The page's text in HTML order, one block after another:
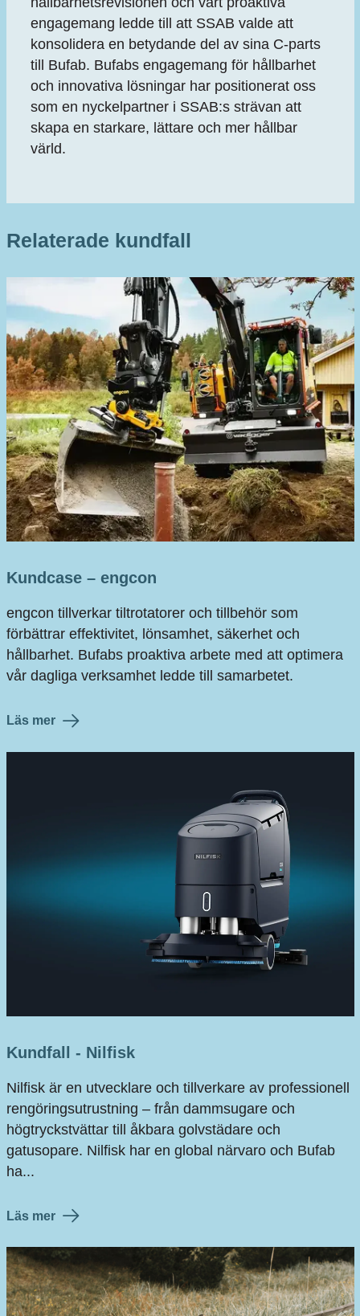
engagemang ledde till att SSAB valde att
konsolidera en betydande del av sina C-parts
till Bufab. Bufabs engagemang för hållbarhet
och innovativa lösningar har positionerat oss
som en nyckelpartner i SSAB:s strävan att
skapa en starkare, lättare och mer hållbar
värld.
Relaterade kundfall
Kundcase – engcon
engcon tillverkar tiltrotatorer och tillbehör som
förbättrar effektivitet, lönsamhet, säkerhet och
hållbarhet. Bufabs proaktiva arbete med att optimera
vår dagliga verksamhet ledde till samarbetet.
Läs mer
Kundfall - Nilfisk
Nilfisk är en utvecklare och tillverkare av professionell
rengöringsutrustning – från dammsugare och
högtryckstvättar till åkbara golvstädare och
gatusopare. Nilfisk har en global närvaro och Bufab
ha...
Läs mer